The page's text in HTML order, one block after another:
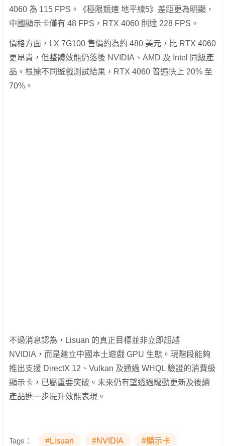
4060 為 115 FPS。《極限競速 地平線5》差距更為明顯，
中國顯示卡僅有 48 FPS，RTX 4060 則達 228 FPS。
價格方面，LX 7G100 售價約為約 480 美元，比 RTX 4060
更昂貴，但整體效能仍落後 NVIDIA、AMD 及 Intel 同級產
品。根據不同遊戲測試結果，RTX 4060 普遍快上 20% 至
70%。
不過消息認為，Lisuan 的真正目標並非立即超越
NVIDIA，而是建立中國本土遊戲 GPU 生態。現階段能夠
推出支援 DirectX 12、Vulkan 及通過 WHQL 驗證的消費級
顯示卡，已屬重要突破。未來仍有望透過驅動更新及後續
產品進一步提升效能表現。
Tags： #Lisuan #NVIDIA #顯示卡